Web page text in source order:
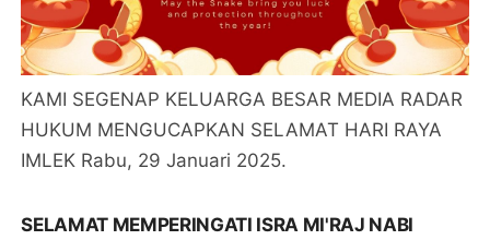
KAMI SEGENAP KELUARGA BESAR MEDIA RADAR
HUKUM MENGUCAPKAN SELAMAT HARI RAYA
IMLEK Rabu, 29 Januari 2025.
SELAMAT MEMPERINGATI ISRA MI'RAJ NABI